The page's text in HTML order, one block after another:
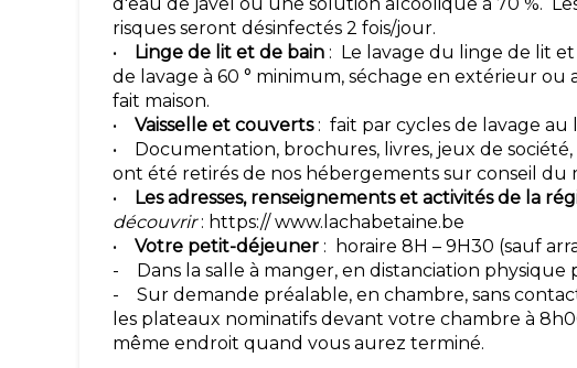
risques seront désinfectés 2 fois/jour.
•
Linge de lit et de bain : Le lavage du linge de lit
de lavage à 60 ° minimum, séchage en extérieur ou
fait maison.
• Vaisselle et couverts : fait par cycles de lavage au
• Documentation, brochures, livres, jeux de
ont été retirés de nos hébergements sur conseil du
•
Les adresses, renseignements et activités de la
découvrir: https:// www.lachabetaine.be
• Votre petit-déjeuner : horaire 8H – 9H30 (sauf
- Dans la salle à manger, en distanciation
- Sur demande préalable, en chambre, sans
les plateaux nominatifs devant votre chambre à
même endroit quand vous aurez terminé.